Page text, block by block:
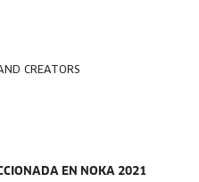
CREATORS
EN NOKA 2021